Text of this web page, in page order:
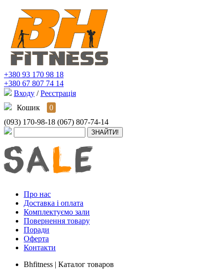
+380 93 170 98 18
+380 67 807 74 14
Входу / Реєстрація
Кошик
0
(093) 170-98-18 (067) 807-74-14
Про нас
Доставка і оплата
Комплектуємо зали
Повернення товару
Поради
Оферта
Контакти
Bhfitness | Каталог товаров